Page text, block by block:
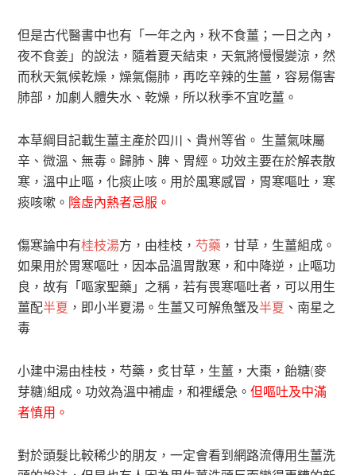
但是古代醫書中也有「一年之內，秋不食薑；一日之內，
夜不食姜」的說法，隨着夏天結束，天氣將慢慢變涼，然
而秋天氣候乾燥，燥氣傷肺，再吃辛辣的生薑，容易傷害
肺部，加劇人體失水、乾燥，所以秋季不宜吃薑。
本草綱目記載生薑主產於四川、貴州等省。 生薑氣味屬
辛、微溫、無毒。歸肺、脾、胃經。功效主要在於解表散
寒，溫中止嘔，化痰止咳。用於風寒感冒，胃寒嘔吐，寒
痰咳嗽。 陰虛內熱者忌服。
傷寒論中有桂枝湯方，由桂枝， 芍藥 ，甘草，生薑組成。
如果用於胃寒嘔吐，因本品溫胃散寒，和中降逆，止嘔功
良，故有「嘔家聖藥」之稱，若有畏寒嘔吐者，可以用生
薑配半夏 ，即小半夏湯。生薑又可解魚蟹及半夏 、南星之
毒
小建中湯由桂枝，芍藥，炙甘草，生薑，大棗，飴糖(麥
芽糖)組成。功效為溫中補虛，和裡緩急。但嘔吐及中滿
者慎用。
對於頭髮比較稀少的朋友，一定會看到網路流傳用生薑洗